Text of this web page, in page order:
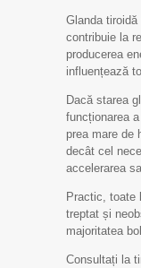
Glanda
contribuie la
producerea
influențează
Dacă starea
funcționarea
prea mare de
decât cel
accelerarea
Practic, toate
treptat și
majoritatea
Consultați la